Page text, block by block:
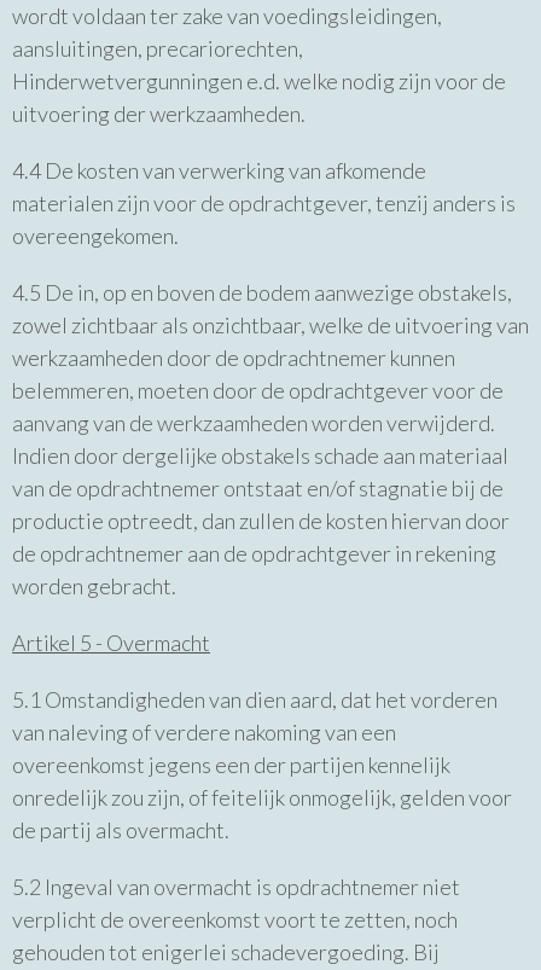
wordt voldaan ter zake van voedingsleidingen,
aansluitingen, precariorechten,
Hinderwetvergunningen e.d. welke nodig zijn voor de
uitvoering der werkzaamheden.
4.4 De kosten van verwerking van afkomende
materialen zijn voor de opdrachtgever, tenzij anders is
overeengekomen.
4.5 De in, op en boven de bodem aanwezige obstakels,
zowel zichtbaar als onzichtbaar, welke de uitvoering van
werkzaamheden door de opdrachtnemer kunnen
belemmeren, moeten door de opdrachtgever voor de
aanvang van de werkzaamheden worden verwijderd.
Indien door dergelijke obstakels schade aan materiaal
van de opdrachtnemer ontstaat en/of stagnatie bij de
productie optreedt, dan zullen de kosten hiervan door
de opdrachtnemer aan de opdrachtgever in rekening
worden gebracht.
Artikel 5 - Overmacht
5.1 Omstandigheden van dien aard, dat het vorderen
van naleving of verdere nakoming van een
overeenkomst jegens een der partijen kennelijk
onredelijk zou zijn, of feitelijk onmogelijk, gelden voor
de partij als overmacht.
5.2 Ingeval van overmacht is opdrachtnemer niet
verplicht de overeenkomst voort te zetten, noch
gehouden tot enigerlei schadevergoeding. Bij